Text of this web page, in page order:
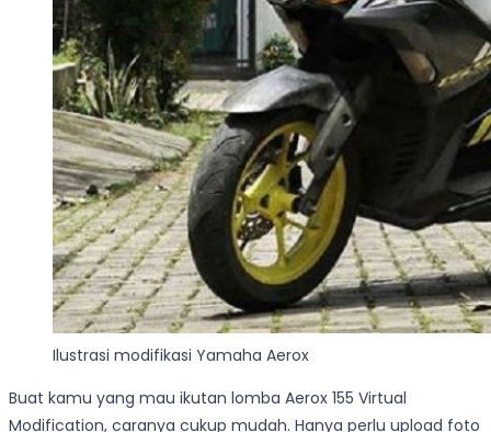
Ilustrasi modifikasi Yamaha Aerox
Buat kamu yang mau ikutan lomba Aerox 155 Virtual
Modification, caranya cukup mudah. Hanya perlu upload foto